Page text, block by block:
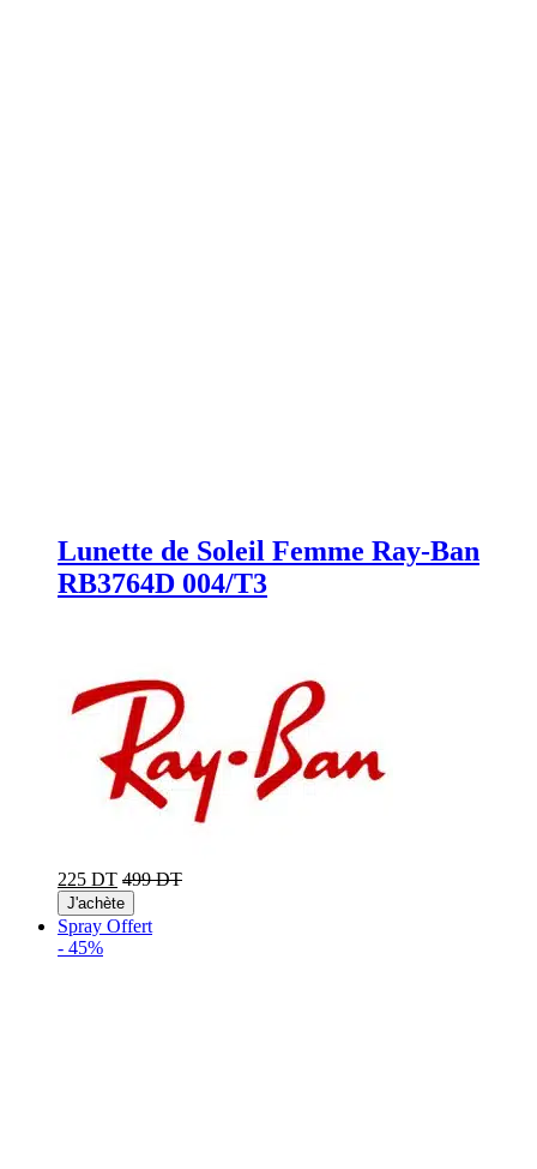
Lunette de Soleil Femme Ray-Ban
RB3764D 004/T3
225 DT 499 DT
J'achète
Spray Offert
- 45%